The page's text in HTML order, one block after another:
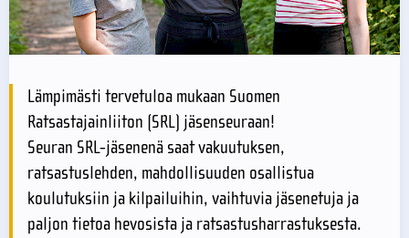
Lämpimästi tervetuloa mukaan Suomen
Ratsastajainliiton (SRL) jäsenseuraan!
Seuran SRL-jäsenenä saat vakuutuksen,
ratsastuslehden, mahdollisuuden osallistua
koulutuksiin ja kilpailuihin, vaihtuvia jäsenetuja ja
paljon tietoa hevosista ja ratsastusharrastuksesta.